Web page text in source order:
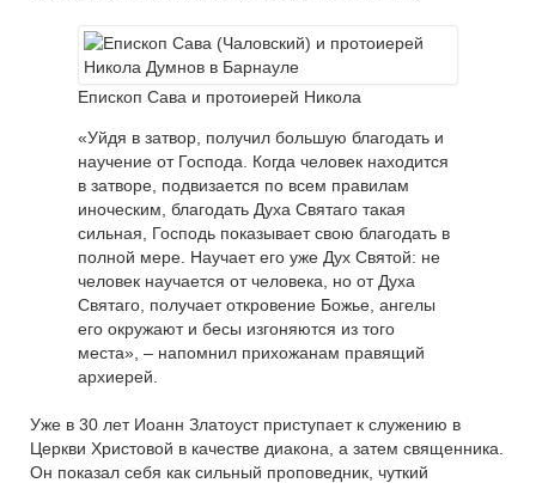
Епископ Сава и протоиерей Никола
«Уйдя в затвор, получил большую благодать и
научение от Господа. Когда человек находится
в затворе, подвизается по всем правилам
иноческим, благодать Духа Святаго такая
сильная, Господь показывает свою благодать в
полной мере. Научает его уже Дух Святой: не
человек научается от человека, но от Духа
Святаго, получает откровение Божье, ангелы
его окружают и бесы изгоняются из того
места», – напомнил прихожанам правящий
архиерей.
Уже в 30 лет Иоанн Златоуст приступает к служению в
Церкви Христовой в качестве диакона, а затем священника.
Он показал себя как сильный проповедник, чуткий